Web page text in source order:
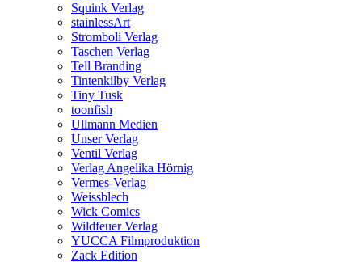
Squink Verlag
stainlessArt
Stromboli Verlag
Taschen Verlag
Tell Branding
Tintenkilby Verlag
Tiny Tusk
toonfish
Ullmann Medien
Unser Verlag
Ventil Verlag
Verlag Angelika Hörnig
Vermes-Verlag
Weissblech
Wick Comics
Wildfeuer Verlag
YUCCA Filmproduktion
Zack Edition